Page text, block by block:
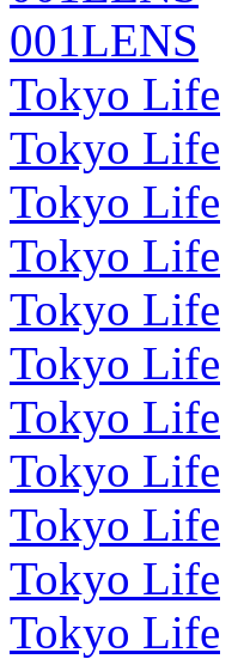
001LENS
Tokyo Life
Tokyo Life
Tokyo Life
Tokyo Life
Tokyo Life
Tokyo Life
Tokyo Life
Tokyo Life
Tokyo Life
Tokyo Life
Tokyo Life